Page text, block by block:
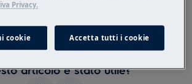
il nostro team chiamando o
il nostro modulo di contatto
articolo è stato utile?
Privacy.
cookie Accetta tutti i cookie